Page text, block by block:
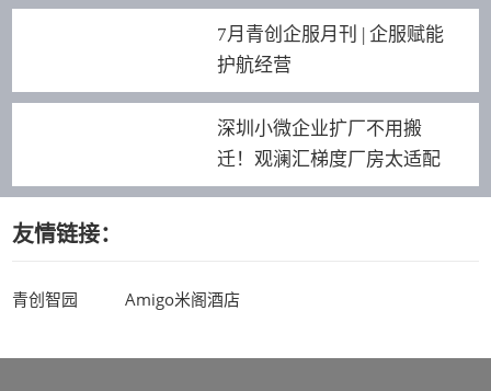
7月青创企服月刊 | 企服赋能
护航经营
深圳小微企业扩厂不用搬
迁！观澜汇梯度厂房太适配
友情链接：
青创智园 Amigo米阁酒店